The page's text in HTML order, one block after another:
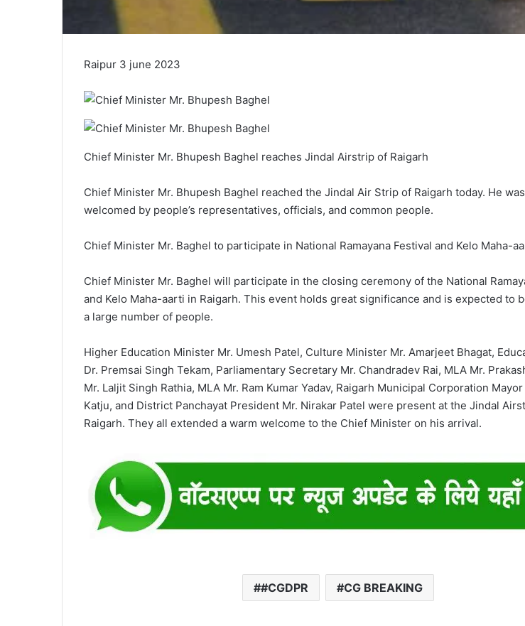
Raipur 3 june 2023
Chief Minister Mr. Bhupesh Baghel reaches Jindal Airstrip of Raigarh
Chief Minister Mr. Bhupesh Baghel reached the Jindal Air Strip of Raigarh today. He
welcomed by people’s representatives, officials, and common people.
Chief Minister Mr. Baghel to participate in National Ramayana Festival and Kelo Maha-
Chief Minister Mr. Baghel will participate in the closing ceremony of the National
and Kelo Maha-aarti in Raigarh. This event holds great significance and is expected to
a large number of people.
Higher Education Minister Mr. Umesh Patel, Culture Minister Mr. Amarjeet Bhagat,
Dr. Premsai Singh Tekam, Parliamentary Secretary Mr. Chandradev Rai, MLA Mr.
Mr. Laljit Singh Rathia, MLA Mr. Ram Kumar Yadav, Raigarh Municipal Corporation
Katju, and District Panchayat President Mr. Nirakar Patel were present at the Jindal
Raigarh. They all extended a warm welcome to the Chief Minister on his arrival.
#CGDPR CG BREAKING